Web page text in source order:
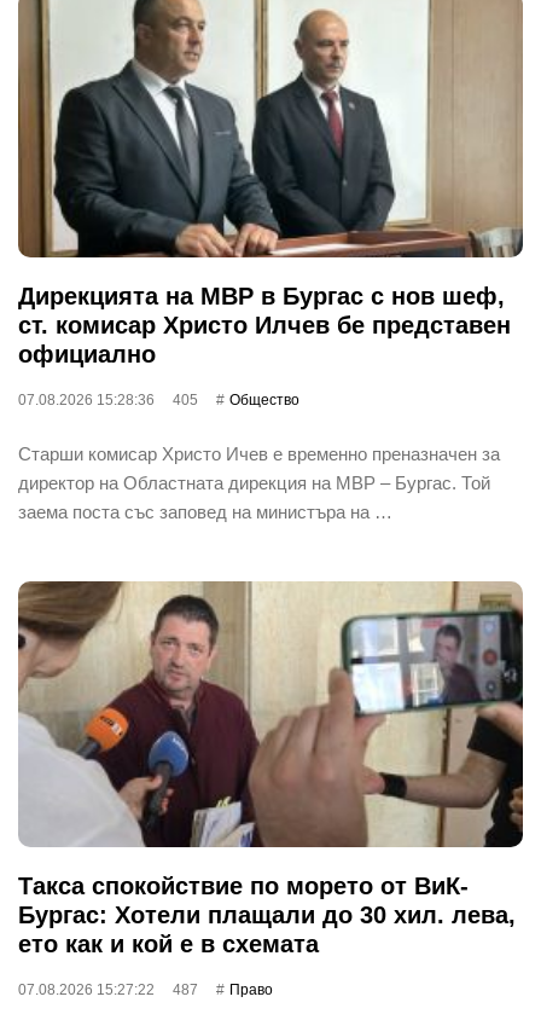
Дирекцията на МВР в Бургас с нов шеф,
ст. комисар Христо Илчев бе представен
официално
07.08.2026 15:28:36 405 Общество
Старши комисар Христо Ичев е временно преназначен за
директор на Областната дирекция на МВР – Бургас. Той
заема поста със заповед на министъра на …
Такса спокойствие по морето от ВиК-
Бургас: Хотели плащали до 30 хил. лева,
ето как и кой е в схемата
07.08.2026 15:27:22 487 Право